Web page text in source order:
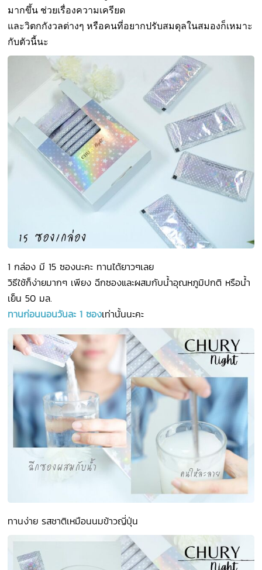
มากขึ้น ช่วยเรื่องความเครียด
และวิตกกังวลต่างๆ หรือคนที่อยากปรับสมดุลในสมองก็เหมาะ
กับตัวนี้นะ
1 กล่อง มี 15 ซองนะคะ ทานได้ยาวๆเลย
วิธีใช้ก็ง่ายมากๆ เพียง ฉีกซองและผสมกับน้ำอุณหภูมิปกติ หรือน้ำ
เย็น 50 มล.
ทานก่อนนอนวันละ 1 ซองเท่านั้นนะคะ
ทานง่าย รสชาติเหมือนนมข้าวญี่ปุ่น